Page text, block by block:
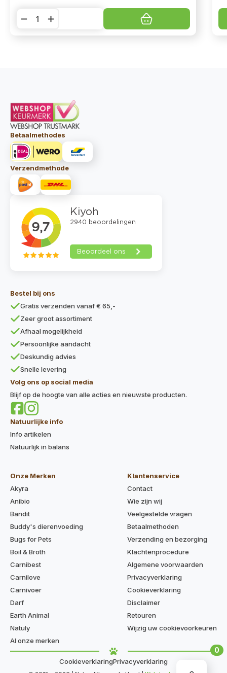
Dental
0
Betaalmethodes
Verzendmethode
Bestel bij ons
Gratis verzenden vanaf € 65,-
Zeer groot assortiment
Afhaal mogelijkheid
Persoonlijke aandacht
Deskundig advies
Snelle levering
Volg ons op social media
Blijf op de hoogte van alle acties en nieuwste producten.
Natuurlijke info
Info artikelen
Natuurlijk in balans
Onze Merken
Akyra
Anibio
Bandit
Buddy's dierenvoeding
Bugs for Pets
Boil & Broth
Carnibest
Carnilove
Carnivoer
Darf
Earth Animal
Natuly
Al onze merken
Klantenservice
Contact
Wie zijn wij
Veelgestelde vragen
Betaalmethoden
Verzending en bezorging
Klachtenprocedure
Algemene voorwaarden
Privacyverklaring
Cookieverklaring
Disclaimer
Retouren
Wijzig uw cookievoorkeuren
CookieverklaringPrivacyverklaring